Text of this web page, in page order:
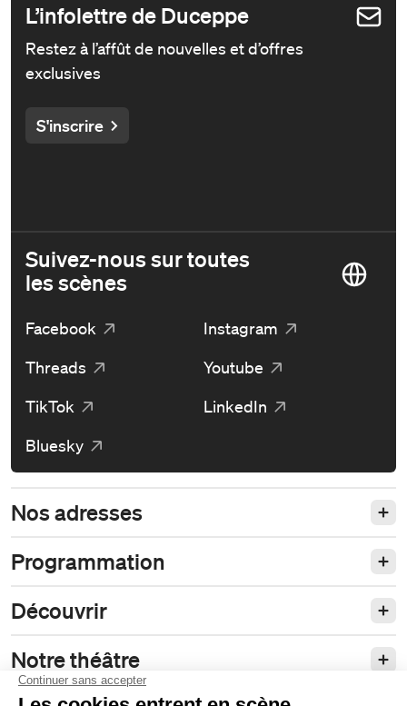
L’infolettre de Duceppe
Restez à l’affût de nouvelles et d’offres
exclusives
S'inscrire
Suivez-nous sur toutes
les scènes
Facebook
Instagram
Threads
Youtube
TikTok
LinkedIn
Bluesky
Nos adresses
Programmation
Découvrir
Notre théâtre